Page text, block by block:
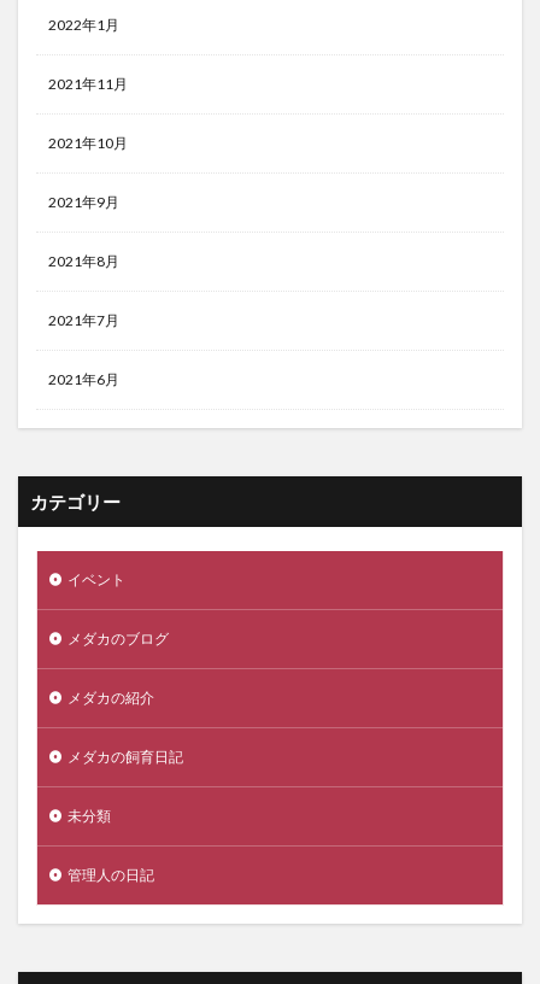
2022年1月
2021年11月
2021年10月
2021年9月
2021年8月
2021年7月
2021年6月
カテゴリー
イベント
メダカのブログ
メダカの紹介
メダカの飼育日記
未分類
管理人の日記